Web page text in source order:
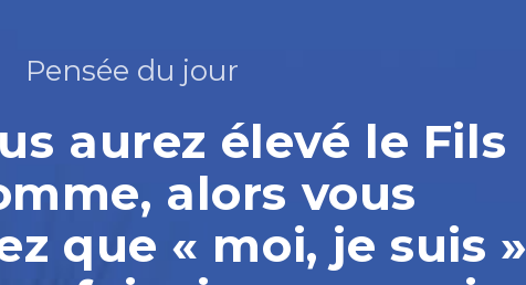
Pensée du jour
aurez élevé le Fils
alors vous
que « moi, je suis »